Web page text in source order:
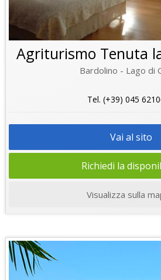
Agriturismo Tenuta
Bardolino - Lago di
Tel. (+39) 045
Vai al sito
Richiedi la
Visualizza sulla